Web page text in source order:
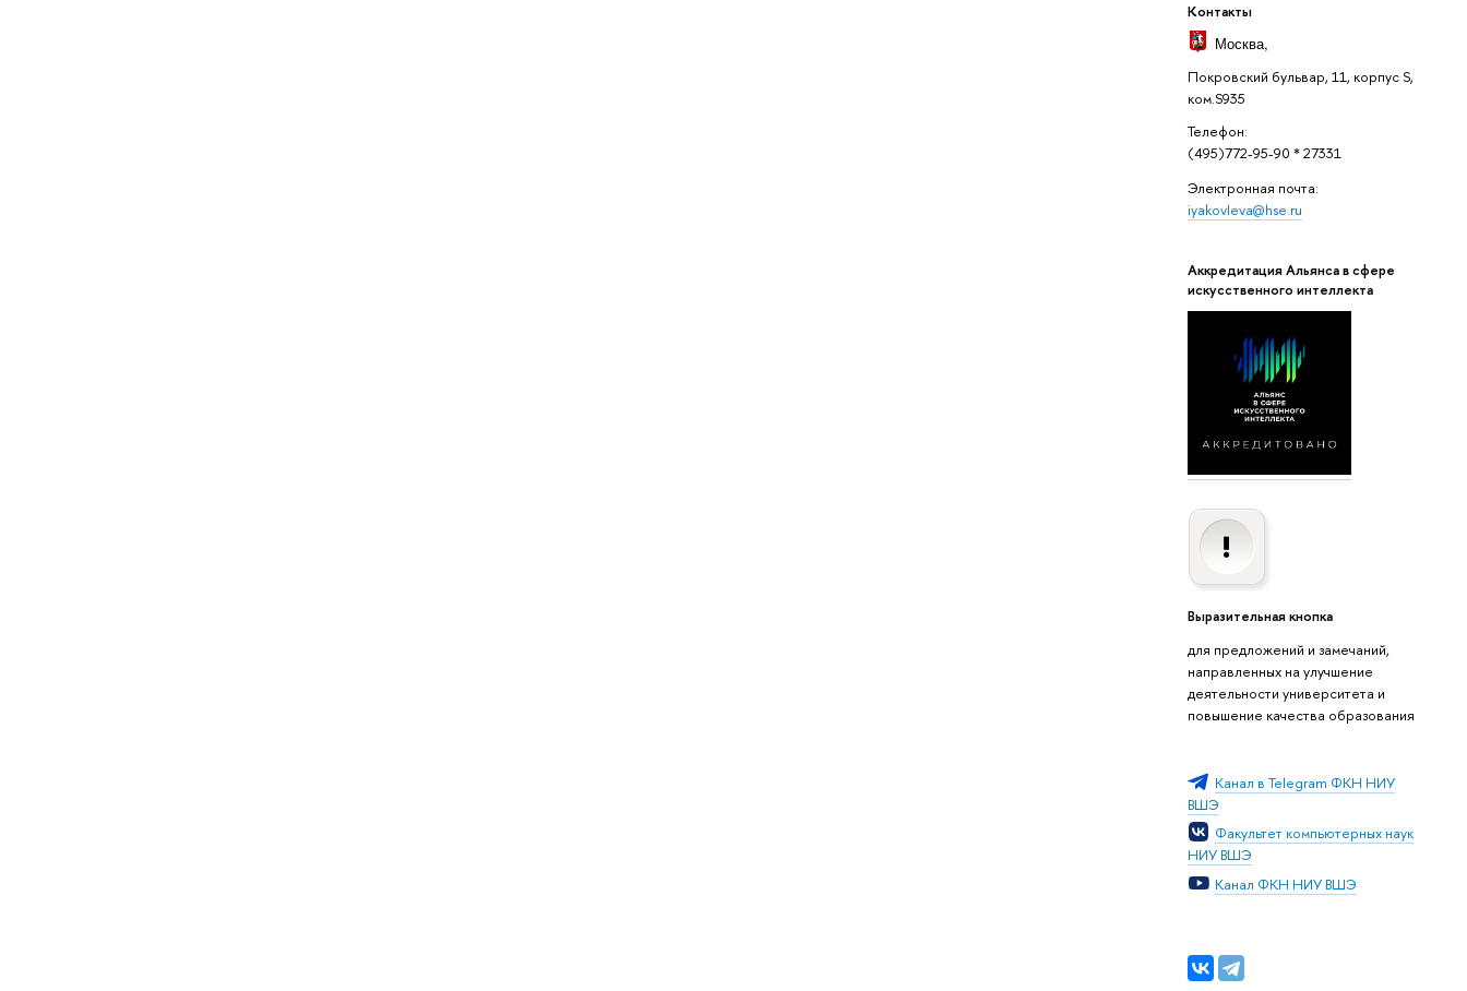
Контакты
Москва,
Покровский бульвар, 11, корпус S,
ком.S935
Телефон:
(495)772-95-90 * 27331
Электронная почта:
iyakovleva@hse.ru
Аккредитация Альянса в сфере
искусственного интеллекта
Выразительная кнопка
для предложений и замечаний,
направленных на улучшение
деятельности университета и
повышение качества образования
Канал в Telegram ФКН НИУ
ВШЭ
Факультет компьютерных наук
НИУ ВШЭ
Канал ФКН НИУ ВШЭ